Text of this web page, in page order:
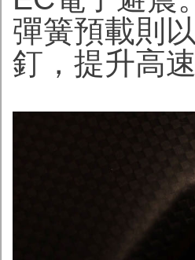
彈簧預載則
釘，提升高